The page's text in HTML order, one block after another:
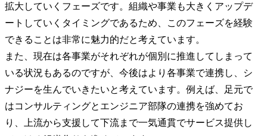
拡大していくフェーズです。組織や事業も大きくアップデ
ートしていくタイミングであるため、このフェーズを経験
できることは非常に魅力的だと考えています。
また、現在は各事業がそれぞれが個別に推進してしまって
いる状況もあるのですが、今後はより各事業で連携し、シ
ナジーを生んでいきたいと考えています。例えば、足元で
はコンサルティングとエンジニア部隊の連携を強めてお
り、上流から支援して下流まで一気通貫でサービス提供し